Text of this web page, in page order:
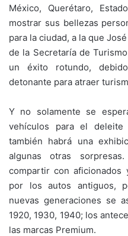
México, Querétaro,
mostrar sus bellezas
para la ciudad, a la que
de la Secretaría de
un éxito rotundo,
detonante para atraer
Y no solamente se
vehículos para el
también habrá una
algunas otras
compartir con aficionados
por los autos antiguos,
nuevas generaciones se
1920, 1930, 1940; los
las marcas Premium.